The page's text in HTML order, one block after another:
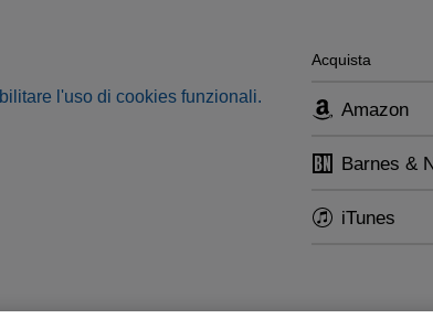
l'uso di cookies funzionali.
Acquista
Amazon
Barnes &
iTunes